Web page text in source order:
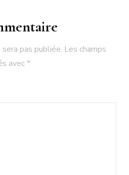
pas publiée. Les champs
avec*